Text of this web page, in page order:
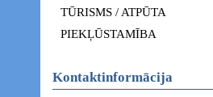
TŪRISMS / ATPŪTA
PIEKĻŪSTAMĪBA
Kontaktinformācija